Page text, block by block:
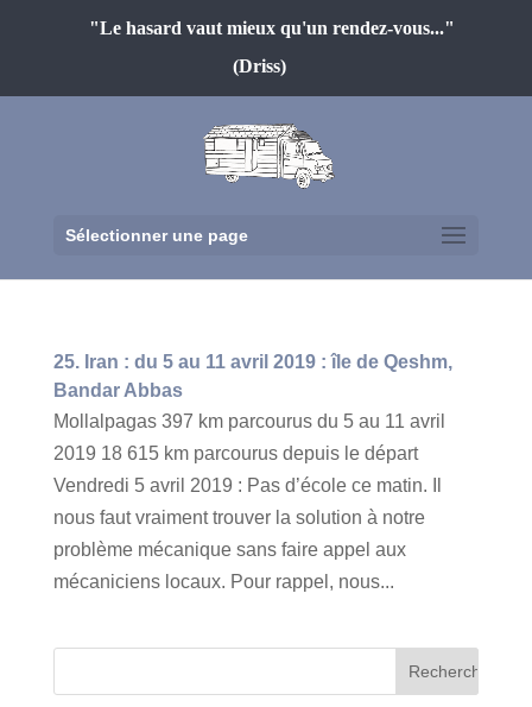
"Le hasard vaut mieux qu'un rendez-vous..."
(Driss)
Sélectionner une page
25. Iran : du 5 au 11 avril 2019 : île de Qeshm,
Bandar Abbas
Mollalpagas 397 km parcourus du 5 au 11 avril
2019 18 615 km parcourus depuis le départ
Vendredi 5 avril 2019 : Pas d’école ce matin. Il
nous faut vraiment trouver la solution à notre
problème mécanique sans faire appel aux
mécaniciens locaux. Pour rappel, nous...